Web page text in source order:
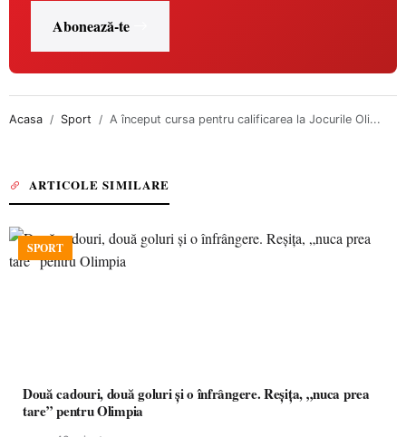
Abonează-te
Acasa Sport A început cursa pentru calificarea la Jocurile Oli...
ARTICOLE SIMILARE
SPORT
Două cadouri, două goluri și o înfrângere. Reșița, „nuca prea
tare” pentru Olimpia